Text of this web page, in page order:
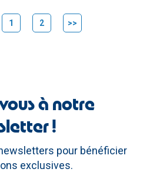
1 2 >>
à notre
!
pour bénéficier
exclusives.